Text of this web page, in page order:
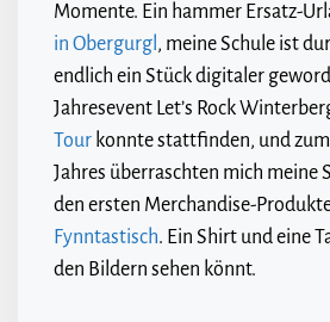
Momente. Ein hammer Ersatz-
in Obergurgl , meine Schule ist
endlich ein Stück digitaler
Jahresevent Let’s Rock
Tour konnte stattfinden, und zum
Jahres überraschten mich meine
den ersten Merchandise-
Fynntastisch. Ein Shirt und eine
den Bildern sehen könnt.